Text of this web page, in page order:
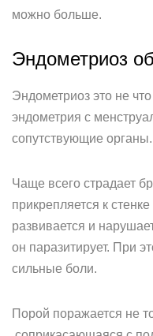
можно больше.
Эндометриоз
Эндометриоз это не
эндометрия с
сопутствующие органы.
Чаще всего страдает
прикрепляется к
развивается и
он паразитирует. При
сильные боли.
Порой поражается не